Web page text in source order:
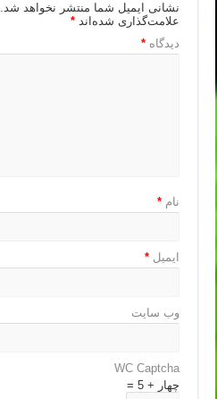
نشانی ایمیل شما منتشر نخواهد شد.
علامت‌گذاری شده‌اند*
دیدگاه*
نام*
ایمیل*
وب‌ سایت
WC Captcha
چهار + 5 =